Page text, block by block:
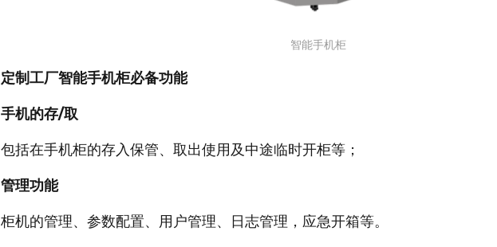
智能手机柜
定制工厂智能手机柜必备功能
手机的存/取
包括在手机柜的存入保管、取出使用及中途临时开柜等；
管理功能
柜机的管理、参数配置、用户管理、日志管理，应急开箱等。